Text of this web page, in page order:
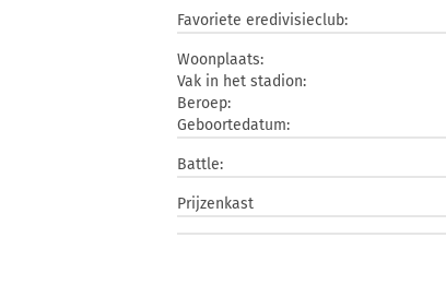
Favoriete eredivisieclub:
Woonplaats:
Vak in het stadion:
Beroep:
Geboortedatum:
Battle:
Prijzenkast